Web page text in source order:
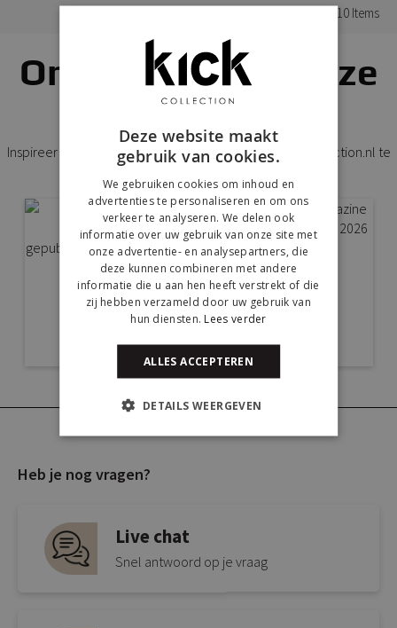
10 Items
Ontdek Kick bij onze
klanten thuis
Inspireer anderen door #yeskickcollection of @kickcollection.nl te
Heb je nog vragen?
Live chat
Snel antwoord op je vraag
Deze website maakt
gebruik van cookies.
We gebruiken cookies om inhoud en
advertenties te personaliseren en om ons
verkeer te analyseren. We delen ook
informatie over uw gebruik van onze site met
onze advertentie- en analysepartners, die
deze kunnen combineren met andere
informatie die u aan hen heeft verstrekt of die
zij hebben verzameld door uw gebruik van
hun diensten. Lees verder
ALLES ACCEPTEREN
DETAILS WEERGEVEN